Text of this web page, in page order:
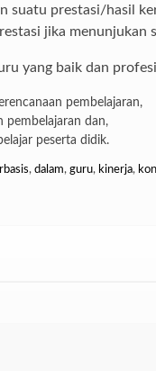
suatu prestasi/hasil
jika menunjukan
yang baik dan
pembelajaran,
pembelajaran dan,
peserta didik.
, dalam, guru, kinerja,